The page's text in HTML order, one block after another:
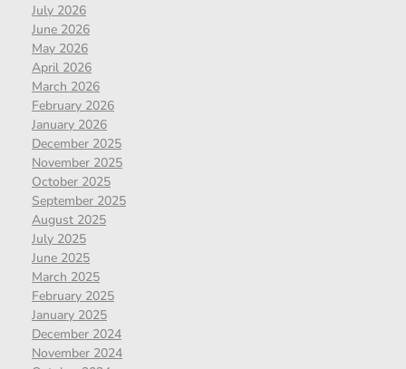
July 2026
June 2026
May 2026
April 2026
March 2026
February 2026
January 2026
December 2025
November 2025
October 2025
September 2025
August 2025
July 2025
June 2025
March 2025
February 2025
January 2025
December 2024
November 2024